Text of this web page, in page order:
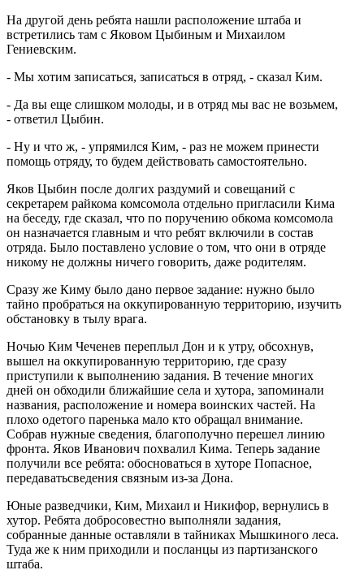
На другой день ребята нашли расположение штаба и
встретились там с Яковом Цыбиным и Михаилом
Гениевским.
- Мы хотим записаться, записаться в отряд, - сказал Ким.
- Да вы еще слишком молоды, и в отряд мы вас не возьмем,
- ответил Цыбин.
- Ну и что ж, - упрямился Ким, - раз не можем принести
помощь отряду, то будем действовать самостоятельно.
Яков Цыбин после долгих раздумий и совещаний с
секретарем райкома комсомола отдельно пригласили Кима
на беседу, где сказал, что по поручению обкома комсомола
он назначается главным и что ребят включили в состав
отряда. Было поставлено условие о том, что они в отряде
никому не должны ничего говорить, даже родителям.
Сразу же Киму было дано первое задание: нужно было
тайно пробраться на оккупированную территорию, изучить
обстановку в тылу врага.
Ночью Ким Чеченев переплыл Дон и к утру, обсохнув,
вышел на оккупированную территорию, где сразу
приступили к выполнению задания. В течение многих
дней он обходили ближайшие села и хутора, запоминали
названия, расположение и номера воинских частей. На
плохо одетого паренька мало кто обращал внимание.
Собрав нужные сведения, благополучно перешел линию
фронта. Яков Иванович похвалил Кима. Теперь задание
получили все ребята: обосноваться в хуторе Попасное,
передаватьсведения связным из-за Дона.
Юные разведчики, Ким, Михаил и Никифор, вернулись в
хутор. Ребята добросовестно выполняли задания,
собранные данные оставляли в тайниках Мышкиного леса.
Туда же к ним приходили и посланцы из партизанского
штаба.